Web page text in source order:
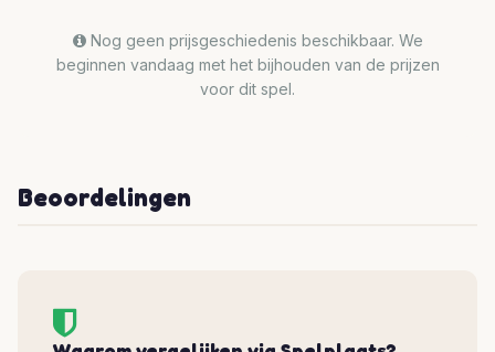
Nog geen prijsgeschiedenis beschikbaar. We
beginnen vandaag met het bijhouden van de prijzen
voor dit spel.
Beoordelingen